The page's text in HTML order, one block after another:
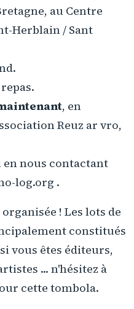
au Centre
Herblain / Sant
, en
Reuz ar vro,
en nous contactant
log.org .
! Les lots de
constitués
vous êtes éditeurs,
... n'hésitez à
cette tombola.